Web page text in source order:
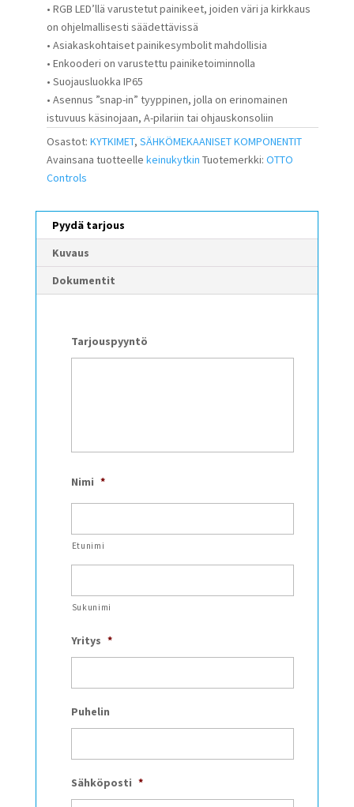
• RGB LED’llä varustetut painikeet, joiden väri ja kirkkaus
on ohjelmallisesti säädettävissä
• Asiakaskohtaiset painikesymbolit mahdollisia
• Enkooderi on varustettu painiketoiminnolla
• Suojausluokka IP65
• Asennus ”snap-in” tyyppinen, jolla on erinomainen
istuvuus käsinojaan, A-pilariin tai ohjauskonsoliin
Osastot: KYTKIMET, SÄHKÖMEKAANISET KOMPONENTIT
Avainsana tuotteelle keinukytkin Tuotemerkki: OTTO
Controls
Pyydä tarjous
Kuvaus
Dokumentit
Tarjouspyyntö
Nimi *
Etunimi
Sukunimi
Yritys *
Puhelin
Sähköposti *